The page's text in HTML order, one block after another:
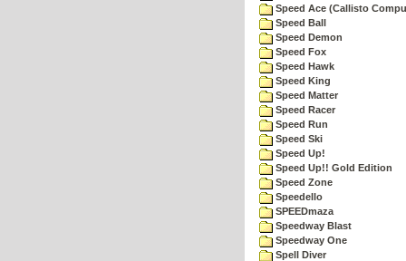
Speed Ace (Callisto
Speed Ball
Speed Demon
Speed Fox
Speed Hawk
Speed King
Speed Matter
Speed Racer
Speed Run
Speed Ski
Speed Up!
Speed Up!! Gold Edition
Speed Zone
Speedello
SPEEDmaza
Speedway Blast
Speedway One
Spell Diver